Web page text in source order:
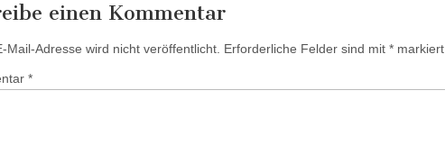
einen Kommentar
Mail-Adresse wird nicht veröffentlicht. Erforderliche Felder sind mit * markiert
*